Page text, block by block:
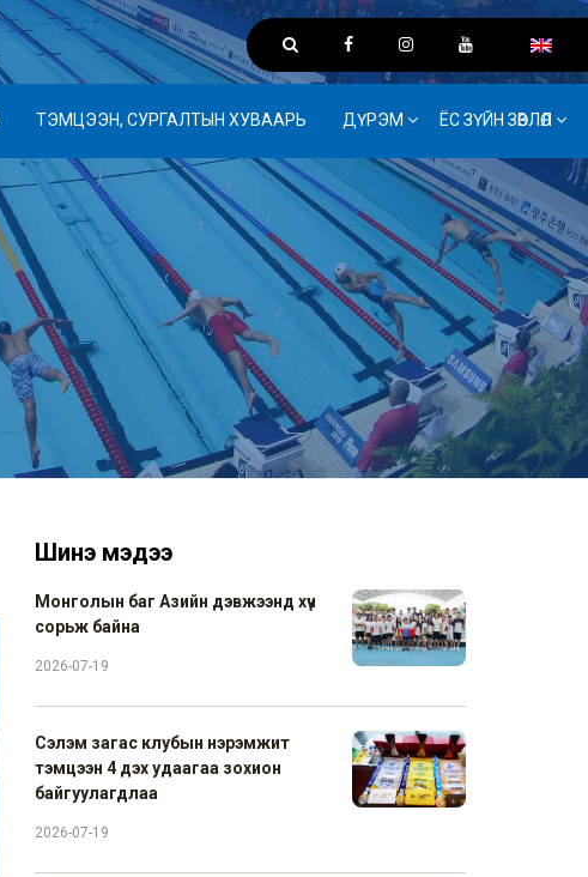
ТЭМЦЭЭН, СУРГАЛТЫН ХУВААРЬ ДҮРЭМ ЁС ЗҮЙН ЗӨВЛӨЛ
Шинэ мэдээ
Монголын баг Азийн дэвжээнд хүч
сорьж байна
2026-07-19
Сэлэм загас клубын нэрэмжит
тэмцээн 4 дэх удаагаа зохион
байгуулагдлаа
2026-07-19